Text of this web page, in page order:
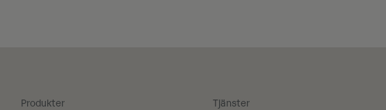
Produkter Tjänster